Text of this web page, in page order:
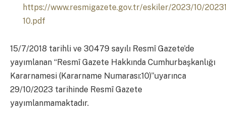
https://www.resmigazete.gov.tr/eskiler/2023/10/
10.pdf
15/7/2018 tarihli ve 30479 sayılı Resmî Gazete’de
yayımlanan “Resmî Gazete Hakkında Cumhurbaşkanlığı
Kararnamesi (Kararname Numarası:10)”uyarınca
29/10/2023 tarihinde Resmî Gazete
yayımlanmamaktadır.